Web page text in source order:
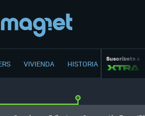
VIVIENDA HISTORIA Suscríbete a